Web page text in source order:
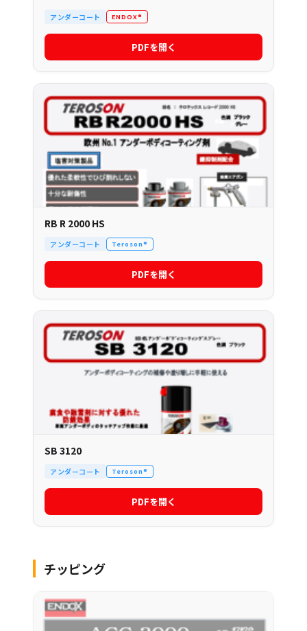
アンダーコート ENDOX®
PDFを開く
RB R 2000 HS
アンダーコート Teroson®
PDFを開く
SB 3120
アンダーコート Teroson®
PDFを開く
チッピング